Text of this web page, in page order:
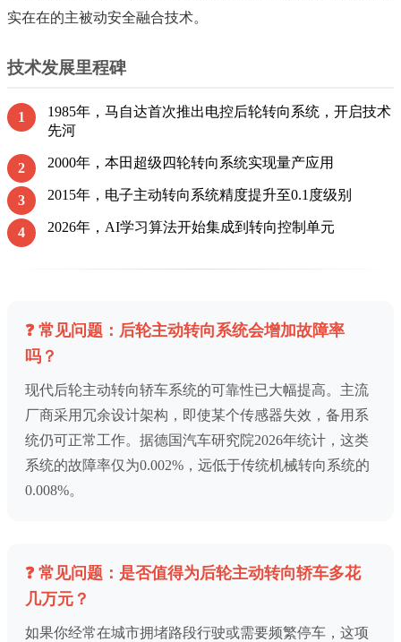
实在在的主被动安全融合技术。
技术发展里程碑
1
1985年，马自达首次推出电控后轮转向系统，开启技术
先河
2 2000年，本田超级四轮转向系统实现量产应用
3 2015年，电子主动转向系统精度提升至0.1度级别
4 2026年，AI学习算法开始集成到转向控制单元
❓ 常见问题：后轮主动转向系统会增加故障率
吗？
现代后轮主动转向轿车系统的可靠性已大幅提高。主流
厂商采用冗余设计架构，即使某个传感器失效，备用系
统仍可正常工作。据德国汽车研究院2026年统计，这类
系统的故障率仅为0.002%，远低于传统机械转向系统的
0.008%。
❓ 常见问题：是否值得为后轮主动转向轿车多花
几万元？
如果你经常在城市拥堵路段行驶或需要频繁停车，这项